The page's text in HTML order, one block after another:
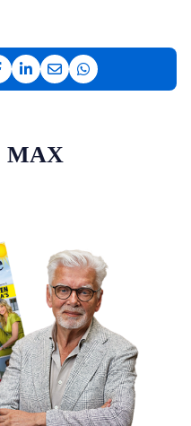
op Facebook
Deel op LinkedIn
Deel via e-mail
Deel via
MAX